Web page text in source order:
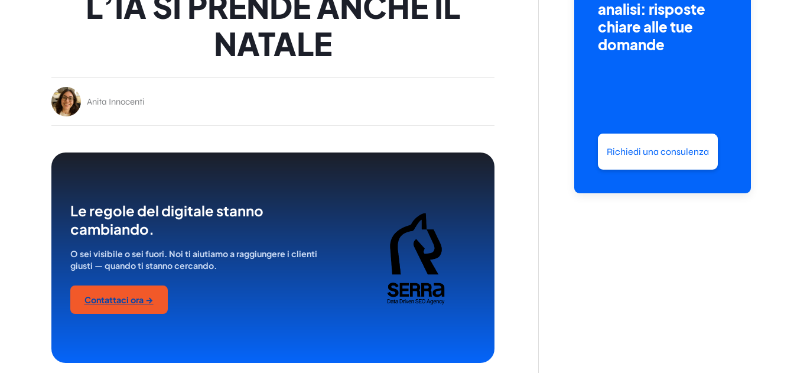
NATALE
Anita Innocenti
Le regole del digitale stanno
cambiando.
O sei visibile o sei fuori. Noi ti aiutiamo a raggiungere i clienti
giusti — quando ti stanno cercando.
Contattaci ora →
analisi: risposte
chiare alle tue
domande
Richiedi una consulenza